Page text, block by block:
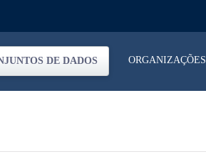
DE DADOS ORGANIZAÇÕES